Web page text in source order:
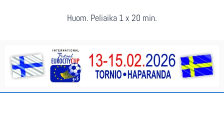
Huom. Peliaika 1 x 20 min.